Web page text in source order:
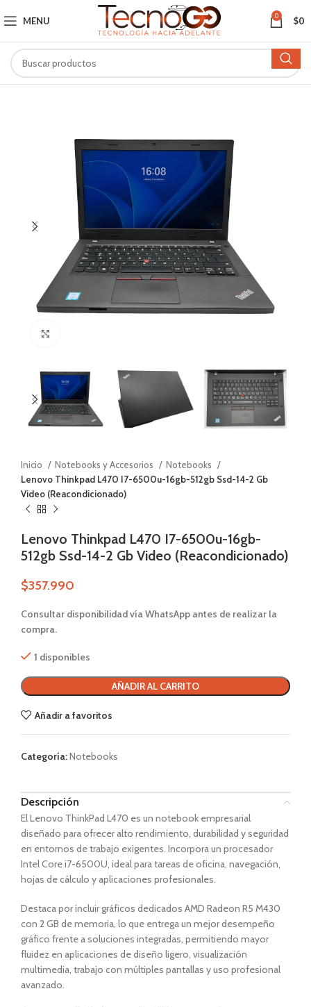
MENU 0 $0
Inicio Notebooks y Accesorios
Notebooks
Lenovo Thinkpad L470 I7-6500u-16gb-512gb Ssd-14-2 Gb
Video (Reacondicionado)
Lenovo Thinkpad L470 I7-6500u-16gb-
512gb Ssd-14-2 Gb Video (Reacondicionado)
$357.990
Consultar disponibilidad vía WhatsApp antes de realizar la
compra.
1 disponibles
AÑADIR AL CARRITO
Añadir a favoritos
Categoría:Notebooks
Descripción
El Lenovo ThinkPad L470 es un notebook empresarial
diseñado para ofrecer alto rendimiento, durabilidad y seguridad
en entornos de trabajo exigentes. Incorpora un procesador
Intel Core i7-6500U, ideal para tareas de oficina, navegación,
hojas de cálculo y aplicaciones profesionales.
Destaca por incluir gráficos dedicados AMD Radeon R5 M430
con 2 GB de memoria, lo que entrega un mejor desempeño
gráfico frente a soluciones integradas, permitiendo mayor
fluidez en aplicaciones de diseño ligero, visualización
multimedia, trabajo con múltiples pantallas y uso profesional
avanzado.